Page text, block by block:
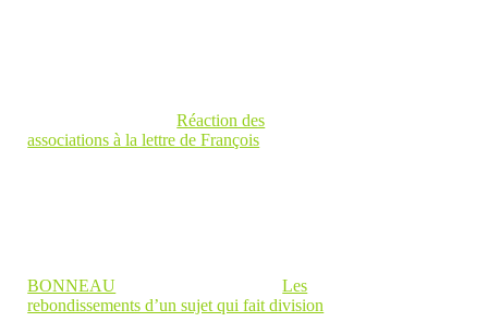
Réaction des
associations à la lettre de François
BONNEAU
Les
rebondissements d’un sujet qui fait division